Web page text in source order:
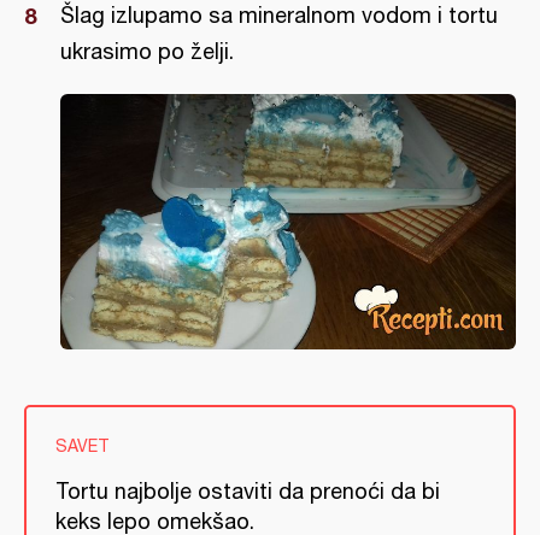
Šlag izlupamo sa mineralnom vodom i tortu
ukrasimo po želji.
SAVET
Tortu najbolje ostaviti da prenoći da bi
keks lepo omekšao.